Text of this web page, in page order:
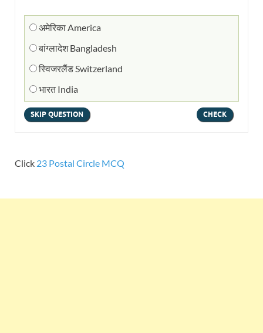
अमेरिका America
बांग्लादेश Bangladesh
स्विजरलैंड Switzerland
भारत India
Click 23 Postal Circle MCQ